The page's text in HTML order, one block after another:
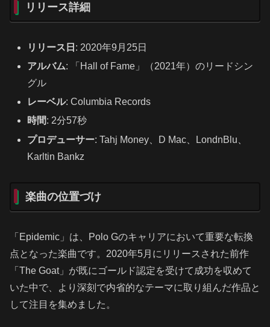
リリース詳細
リリース日 : 2020年9月25日
アルバム: 「Hall of Fame」（2021年）のリードシン
グル
レーベル: Columbia Records
時間: 2分57秒
プロデューサー: Tahj Money、D Mac、LondnBlu、
Karltin Bankz
楽曲の位置づけ
「Epidemic」は、Polo Gのキャリアにおいて重要な転換
点となった楽曲です。2020年5月にリリースされた前作
「The Goat」が既にゴールド認定を受けて成功を収めて
いた中で、より深刻で内省的なテーマに取り組んだ作品と
して注目を集めました。